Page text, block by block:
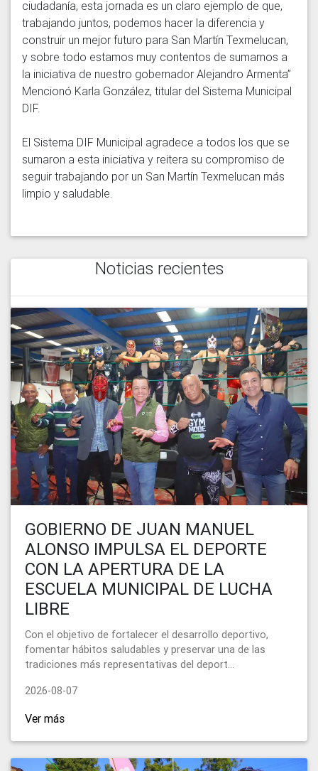
ciudadanía, esta jornada es un claro ejemplo de que,
trabajando juntos, podemos hacer la diferencia y
construir un mejor futuro para San Martín Texmelucan,
y sobre todo estamos muy contentos de sumarnos a
la iniciativa de nuestro gobernador Alejandro Armenta”
Mencionó Karla González, titular del Sistema Municipal
DIF.
El Sistema DIF Municipal agradece a todos los que se
sumaron a esta iniciativa y reitera su compromiso de
seguir trabajando por un San Martín Texmelucan más
limpio y saludable.
Noticias recientes
GOBIERNO DE JUAN MANUEL
ALONSO IMPULSA EL DEPORTE
CON LA APERTURA DE LA
ESCUELA MUNICIPAL DE LUCHA
LIBRE
Con el objetivo de fortalecer el desarrollo deportivo,
fomentar hábitos saludables y preservar una de las
tradiciones más representativas del deport...
2026-08-07
Ver más